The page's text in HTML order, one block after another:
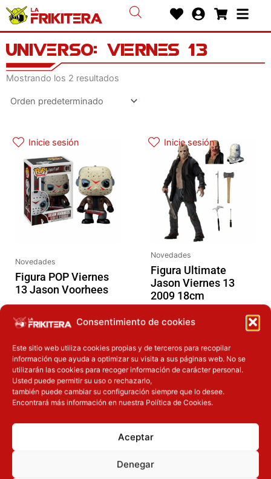
Consentimiento de cookies
Este sitio web utiliza cookies propias y de terceros para recopilar
información que ayuda a optimizar su visita a sus páginas web. No se
utilizarán las cookies para recoger información de carácter personal.
Usted puede permitir su uso o rechazarlo,
también puede cambiar su configuración siempre que lo desee.
Encontrará más información en nuestra Política de Cookies.
Aceptar
Denegar
contenido
HeartUser-
circlecart
Bars
Universo: Viernes 13
Mostrando los 2 resultados
Inicie sesión
Novedades
Figura POP Viernes
13 Jason Voorhees
17.90€
cesta
Comprar ya
Inicie sesión
Novedades
Figura Ultimate
Jason Viernes 13
2009 18cm
59.90€
Añadir a la
cesta
Comprar ya